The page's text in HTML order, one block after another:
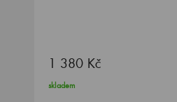
1 380 Kč
skladem